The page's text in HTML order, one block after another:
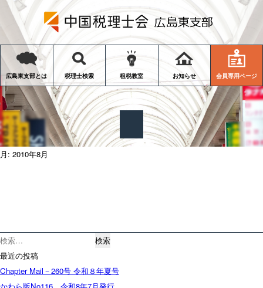
広島東支部とは 税理士検索 租税教室 お知らせ 会員専用ページ
月: 2010年8月
検
索:
最近の投稿
Chapter Mail－260号 令和８年夏号